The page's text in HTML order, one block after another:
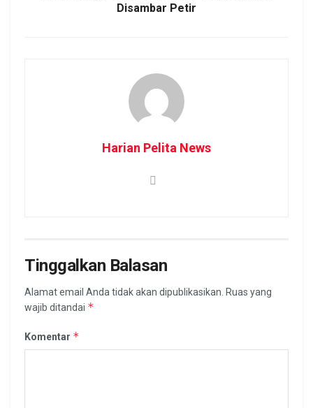
Disambar Petir
Harian Pelita News
Tinggalkan Balasan
Alamat email Anda tidak akan dipublikasikan. Ruas yang
wajib ditandai *
Komentar *